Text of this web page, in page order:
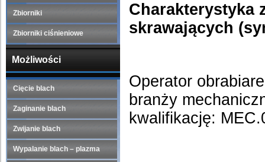
Zbiorniki
Zbiorniki ciśnieniowe
Możliwości
Cięcie blach
Zaginanie blach
Zwijanie blach
Wypalanie blach – plazma
Charakterystyka
skrawających
Operator
branży
kwalifikację: